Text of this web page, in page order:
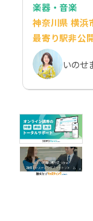
楽器・音楽
神奈川県 横浜
最寄り駅非公
いのせ